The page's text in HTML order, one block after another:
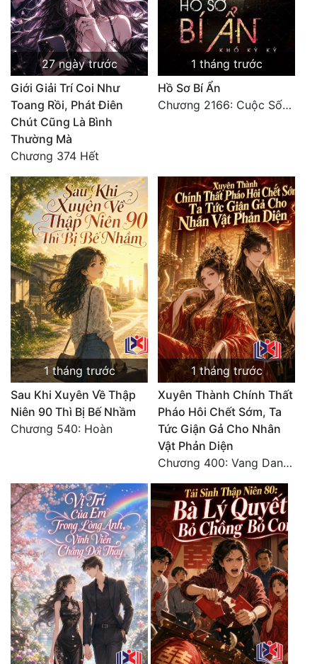
27 ngày trước
Giới Giải Trí Coi Như
Toang Rồi, Phát Điên
Chút Cũng Là Bình
Thường Mà
Chương 374 Hết
1 tháng trước
Hồ Sơ Bí Ẩn
Chương 2166: Cuộc Sống (Hoàn)
1 tháng trước
Sau Khi Xuyên Về Thập
Niên 90 Thì Bị Bế Nhầm
Chương 540: Hoàn
1 tháng trước
Xuyên Thành Chính Thất
Pháo Hôi Chết Sớm, Ta
Tức Giận Gả Cho Nhân
Vật Phản Diện
Chương 400: Vang Danh Thiên Hạ (Hết)